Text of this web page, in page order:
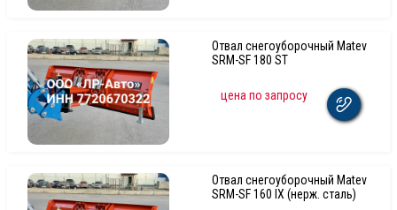
Отвал снегоуборочный Matev
SRM-SF 180 ST
цена по запросу
Отвал снегоуборочный Matev
SRM-SF 160 IX (нерж. сталь)